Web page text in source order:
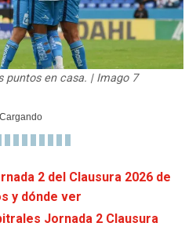
puntos en casa. | Imago 7
2 del Clausura 2026 de
y dónde ver
Jornada 2 Clausura